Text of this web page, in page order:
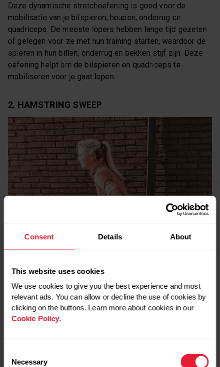
Consent Details About
This website uses cookies
We use cookies to give you the best experience and most
relevant ads. You can allow or decline the use of cookies by
clicking on the buttons. Learn more about cookies in our
Cookie Policy.
Selection
Necessary
Deze dynamische stretchoefening is goed voor de
mobilisatie van je bilspieren, heupen, onderrug en
quadriceps. De meeste lopers hebben lange tijd gezeten
of gelegen voor ze met hun training starten, waardoor de
spieren in hun billen, onderrug en bekken stijf zijn. Deze
oefening helpt om de bilspieren en quadriceps te
mobiliseren voor je gaat lopen.
2. HAMSTRING SWEEP
hamstrings.